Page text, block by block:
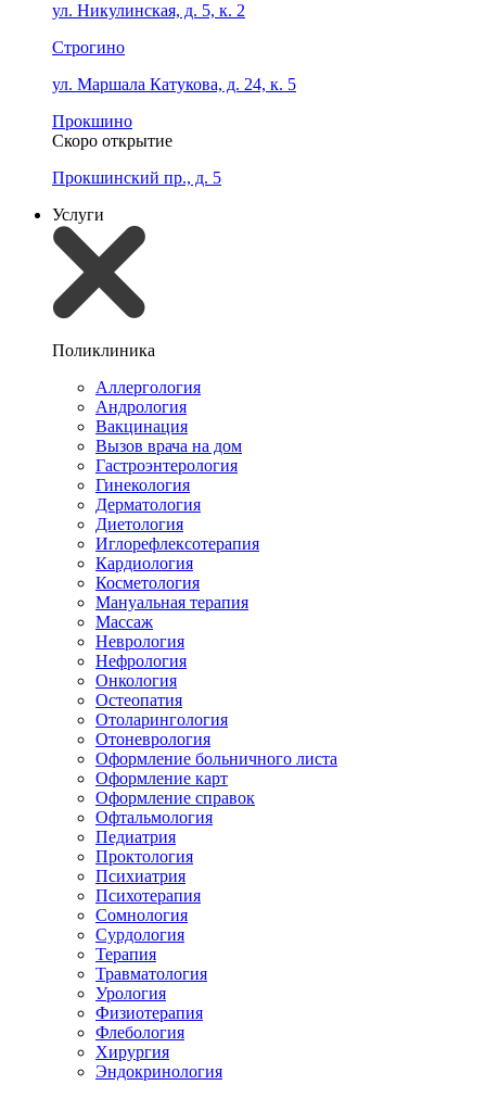
ул. Никулинская, д. 5, к. 2
Строгино
ул. Маршала Катукова, д. 24, к. 5
Прокшино
Скоро открытие
Прокшинский пр., д. 5
Услуги
Поликлиника
Аллергология
Андрология
Вакцинация
Вызов врача на дом
Гастроэнтерология
Гинекология
Дерматология
Диетология
Иглорефлексотерапия
Кардиология
Косметология
Мануальная терапия
Массаж
Неврология
Нефрология
Онкология
Остеопатия
Отоларингология
Отоневрология
Оформление больничного листа
Оформление карт
Оформление справок
Офтальмология
Педиатрия
Проктология
Психиатрия
Психотерапия
Сомнология
Сурдология
Терапия
Травматология
Урология
Физиотерапия
Флебология
Хирургия
Эндокринология